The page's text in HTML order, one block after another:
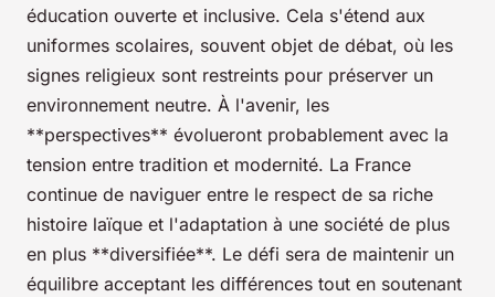
éducation ouverte et inclusive. Cela s'étend aux
uniformes scolaires, souvent objet de débat, où les
signes religieux sont restreints pour préserver un
environnement neutre. À l'avenir, les
**perspectives** évolueront probablement avec la
tension entre tradition et modernité. La France
continue de naviguer entre le respect de sa riche
histoire laïque et l'adaptation à une société de plus
en plus **diversifiée**. Le défi sera de maintenir un
équilibre acceptant les différences tout en soutenant